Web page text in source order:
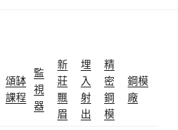
頌缽
課程
監
視
器
新
莊
飄
眉
埋
入
射
出
精
密
鋼
模
鋼模
廠